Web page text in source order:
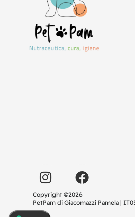
Copyright ©2026
PetPam di Giacomazzi Pamela |